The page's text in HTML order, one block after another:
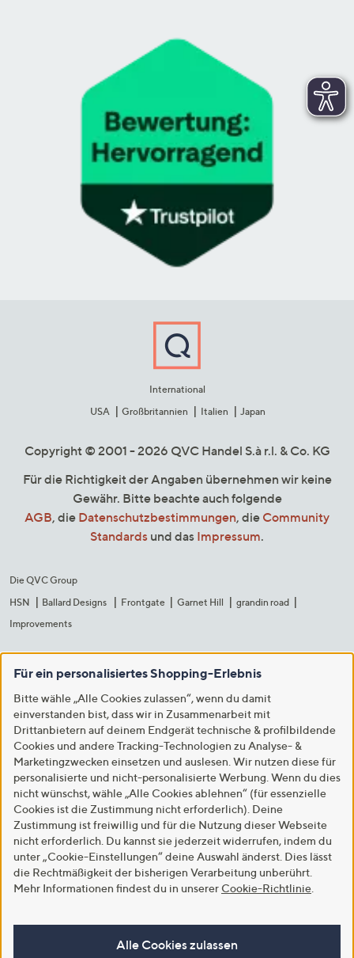
International
USA
Großbritannien Italien Japan
Copyright © 2001 - 2026 QVC Handel S.à r.l. & Co. KG
Für die Richtigkeit der Angaben übernehmen wir keine
Gewähr. Bitte beachte auch folgende
AGB, die Datenschutzbestimmungen, die Community
Standards und das Impressum.
Die QVC Group
HSN
Ballard Designs Frontgate Garnet Hill
grandin road
Improvements
Für ein personalisiertes Shopping-Erlebnis
Bitte wähle „Alle Cookies zulassen“, wenn du damit
einverstanden bist, dass wir in Zusammenarbeit mit
Drittanbietern auf deinem Endgerät technische & profilbildende
Cookies und andere Tracking-Technologien zu Analyse- &
Marketingzwecken einsetzen und auslesen. Wir nutzen diese für
personalisierte und nicht-personalisierte Werbung. Wenn du dies
nicht wünschst, wähle „Alle Cookies ablehnen“ (für essenzielle
Cookies ist die Zustimmung nicht erforderlich). Deine
Zustimmung ist freiwillig und für die Nutzung dieser Webseite
nicht erforderlich. Du kannst sie jederzeit widerrufen, indem du
unter „Cookie-Einstellungen“ deine Auswahl änderst. Dies lässt
die Rechtmäßigkeit der bisherigen Verarbeitung unberührt.
Mehr Informationen findest du in unserer Cookie-Richtlinie
Alle Cookies zulassen